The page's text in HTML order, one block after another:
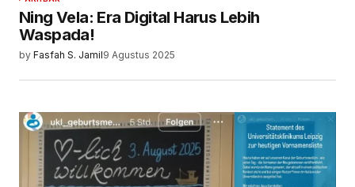
Ning Vela: Era Digital Harus Lebih
Waspada!
by Fasfah S. Jamil9 Agustus 2025